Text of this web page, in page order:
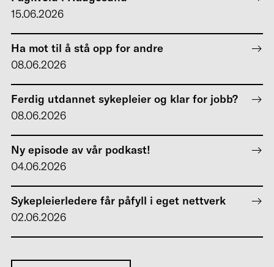
15.06.2026
Ha mot til å stå opp for andre
08.06.2026
Ferdig utdannet sykepleier og klar for jobb?
08.06.2026
Ny episode av vår podkast!
04.06.2026
Sykepleierledere får påfyll i eget nettverk
02.06.2026